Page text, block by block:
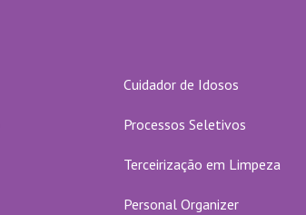
Cuidador de Idosos
Processos Seletivos
Terceirização em Limpeza
Personal Organizer